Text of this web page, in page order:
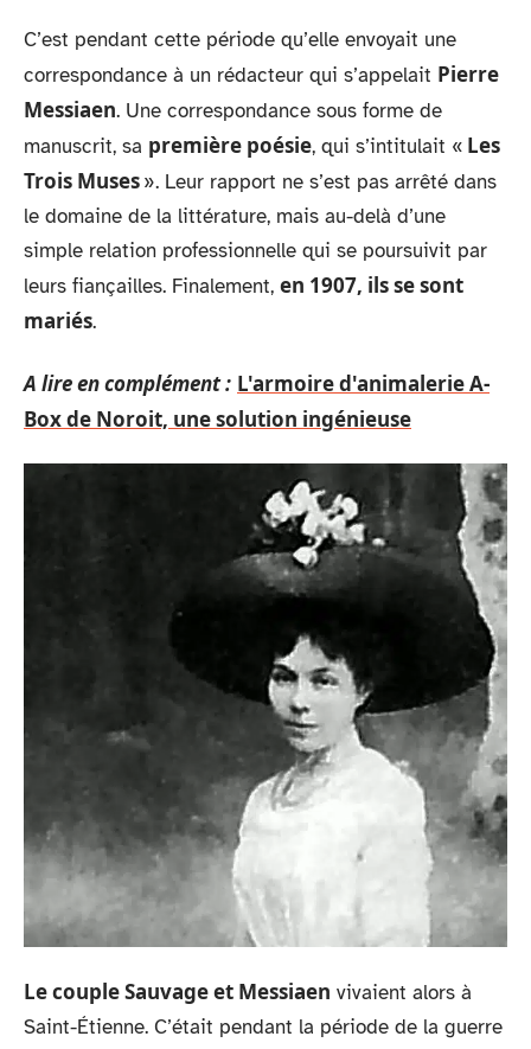
C’est pendant cette période qu’elle envoyait une
correspondance à un rédacteur qui s’appelait Pierre
Messiaen. Une correspondance sous forme de
manuscrit, sa première poésie, qui s’intitulait « Les
Trois Muses». Leur rapport ne s’est pas arrêté dans
le domaine de la littérature, mais au-delà d’une
simple relation professionnelle qui se poursuivit par
leurs fiançailles. Finalement, en 1907, ils se sont
mariés.
A lire en complément : L'armoire d'animalerie A-
Box de Noroit, une solution ingénieuse
Le couple Sauvage et Messiaen vivaient alors à
Saint-Étienne. C’était pendant la période de la guerre